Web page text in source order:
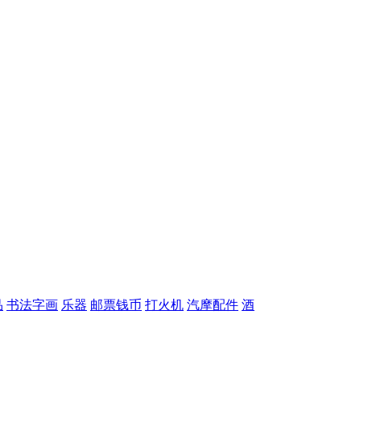
书法字画 乐器 邮票钱币 打火机 汽摩配件 酒